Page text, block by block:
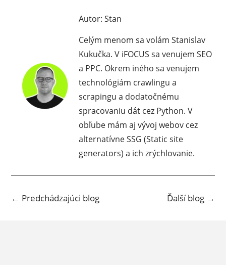
Autor:Stan
Celým menom sa volám Stanislav
Kukučka. V iFOCUS sa venujem SEO
a PPC. Okrem iného sa venujem
technológiám crawlingu a
scrapingu a dodatočnému
spracovaniu dát cez Python. V
obľube mám aj vývoj webov cez
alternatívne SSG (Static site
generators) a ich zrýchlovanie.
← Predchádzajúci blog Ďalší blog→